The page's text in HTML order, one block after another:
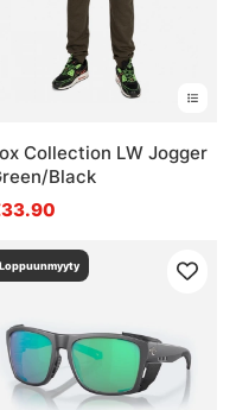
Collection LW Jogger
Black
Loppuunmyyty